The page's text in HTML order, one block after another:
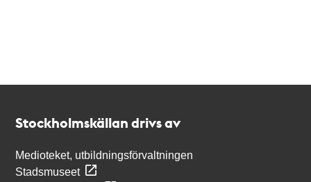
Stockholmskällan drivs av
Medioteket, utbildningsförvaltningen
Stadsmuseet